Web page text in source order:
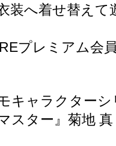
装へ着せ替え
プレミアム会
キャラクター
スター』菊地